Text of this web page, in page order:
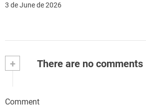
3 de June de 2026
+ There are no comments
Comment